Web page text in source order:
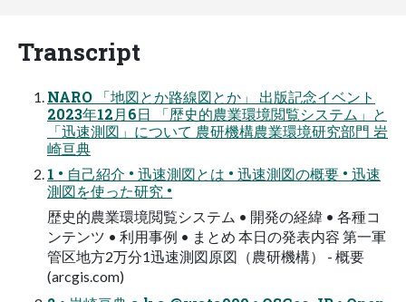
Transcript
NARO 「地図とか路線図とか」 出版記念イベント
2023年12⽉6⽇ 「歴史的農業環境閲覧システム」と
「迅速測図」について 農研機構農業環境研究部⾨ 岩
崎亘典
1 • ⾃⼰紹介 • 迅速測図とは • 迅速測図の概要 • 迅速
測図を使った研究 •
歴史的農業環境閲覧システム • 開発の経緯 • 各種コ
ンテンツ • 利⽤事例 • まとめ 本⽇の発表内容 第一軍
管区地方2万分1迅速測図原図（農研機構） - 概要
(arcgis.com)